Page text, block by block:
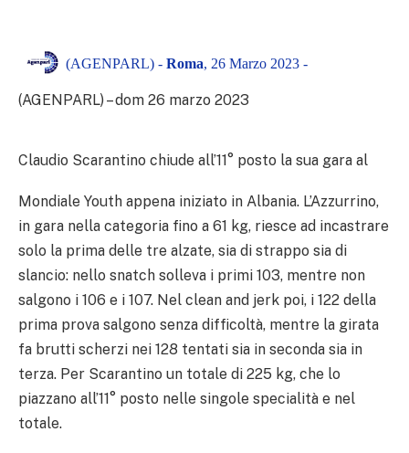
(AGENPARL) - Roma, 26 Marzo 2023 -
(AGENPARL) – dom 26 marzo 2023
Claudio Scarantino chiude all’11° posto la sua gara al
Mondiale Youth appena iniziato in Albania. L’Azzurrino,
in gara nella categoria fino a 61 kg, riesce ad incastrare
solo la prima delle tre alzate, sia di strappo sia di
slancio: nello snatch solleva i primi 103, mentre non
salgono i 106 e i 107. Nel clean and jerk poi, i 122 della
prima prova salgono senza difficoltà, mentre la girata
fa brutti scherzi nei 128 tentati sia in seconda sia in
terza. Per Scarantino un totale di 225 kg, che lo
piazzano all’11° posto nelle singole specialità e nel
totale.